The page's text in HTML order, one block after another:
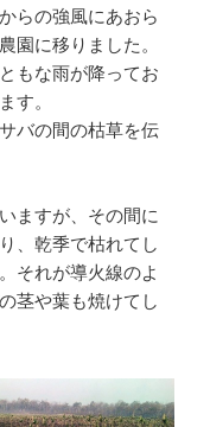
らの強風にあおら
園に移りました。
もな雨が降ってお
す。
バの間の枯草を伝
ますが、その間に
、乾季で枯れてし
それが導火線のよ
茎や葉も焼けてし